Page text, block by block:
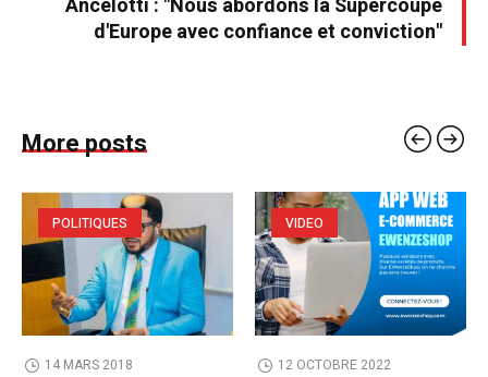
Ancelotti : "Nous abordons la Supercoupe
d'Europe avec confiance et conviction"
More posts
POLITIQUES
14 MARS 2018
VIDEO
12 OCTOBRE 2022